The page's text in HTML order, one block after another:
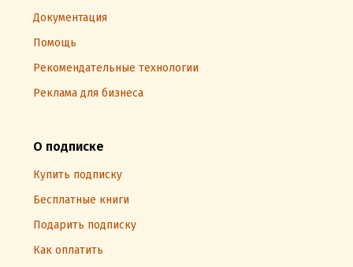
Документация
Помощь
Рекомендательные технологии
Реклама для бизнеса
О подписке
Купить подписку
Бесплатные книги
Подарить подписку
Как оплатить